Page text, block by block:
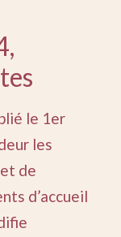
le 1er
les
de
d’accueil